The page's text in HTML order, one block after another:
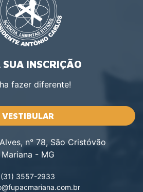
SUA INSCRIÇÃO
fazer diferente!
VESTIBULAR
n° 78, São Cristóvão
Mariana - MG
(31) 3557-2933